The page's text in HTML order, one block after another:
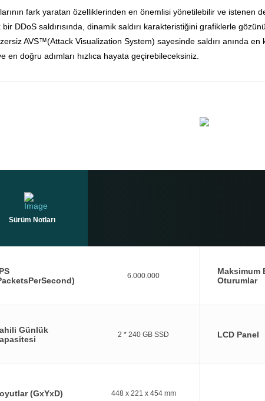
fark yaratan özelliklerinden en önemlisi yönetilebilir ve istenen
bir DDoS saldırısında, dinamik saldırı karakteristiğini grafiklerle
AVS™(Attack Visualization System) sayesinde saldırı anında
doğru adımları hızlıca hayata geçirebileceksiniz.
Sürüm Notları
(GxYxD)
Günlük
Maksimum
Oturumlar
LCD Panel
6.000.000
448 x 221 x 454 mm
2 * 240 GB SSD